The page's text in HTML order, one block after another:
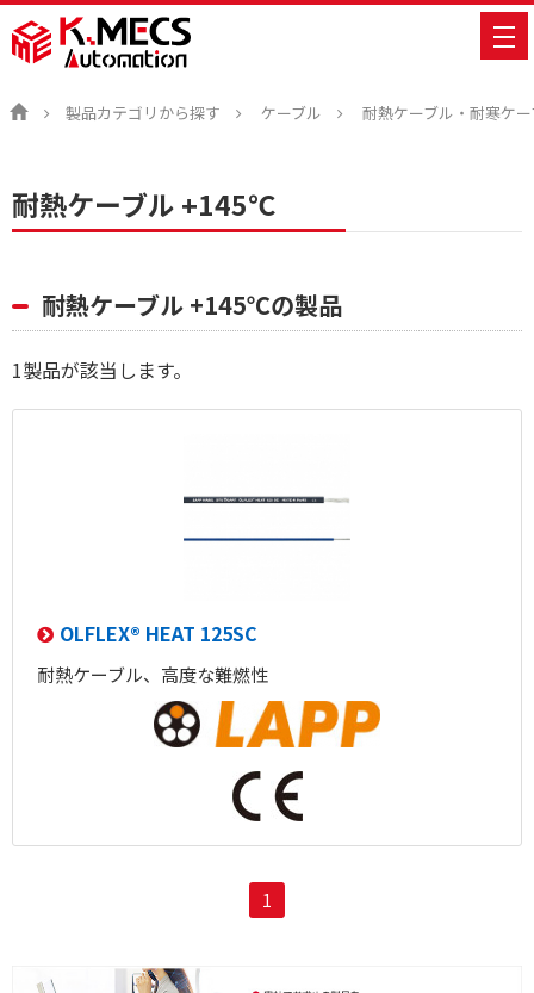
製品カテゴリから探す ケーブル 耐熱ケーブル・耐寒ケ
耐熱ケーブル +145℃
耐熱ケーブル +145℃の製品
1製品が該当します。
OLFLEX® HEAT 125SC
耐熱ケーブル、高度な難燃性
1